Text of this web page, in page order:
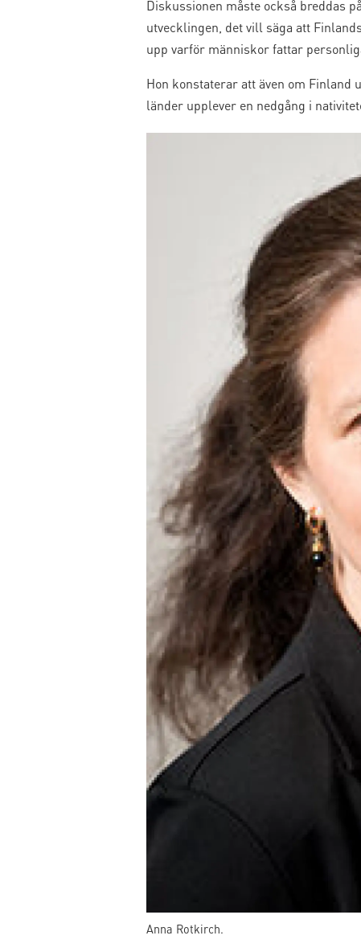
Diskussionen måste också breddas
utvecklingen, det vill säga att
upp varför människor fattar
Hon konstaterar att även om Finland
länder upplever en nedgång i
Anna Rotkirch.